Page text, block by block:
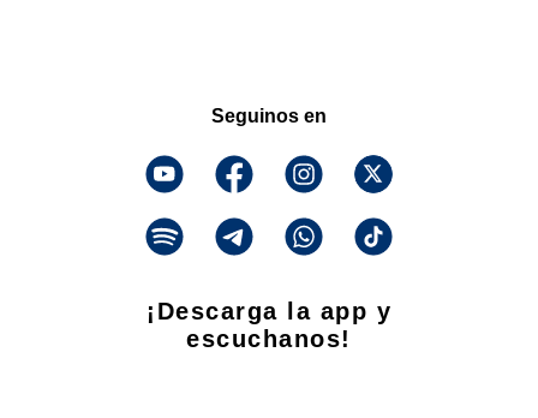
Seguinos en
¡Descarga la app y
escuchanos!